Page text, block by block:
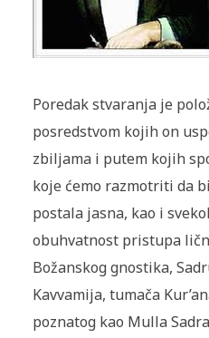
Poredak stvaranja je
posredstvom kojih on
zbiljama i putem kojih
koje ćemo razmotriti da
postala jasna, kao i
obuhvatnost pristupa
Božanskog gnostika,
Kavvamija, tumača
poznatog kao Mulla